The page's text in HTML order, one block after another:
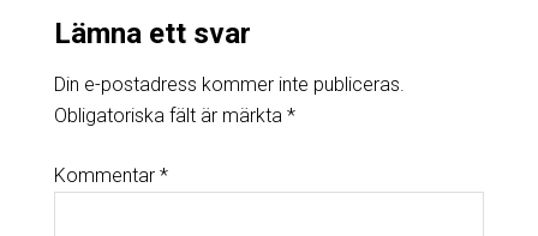
Lämna ett svar
Din e-postadress kommer inte publiceras.
Obligatoriska fält är märkta *
Kommentar *